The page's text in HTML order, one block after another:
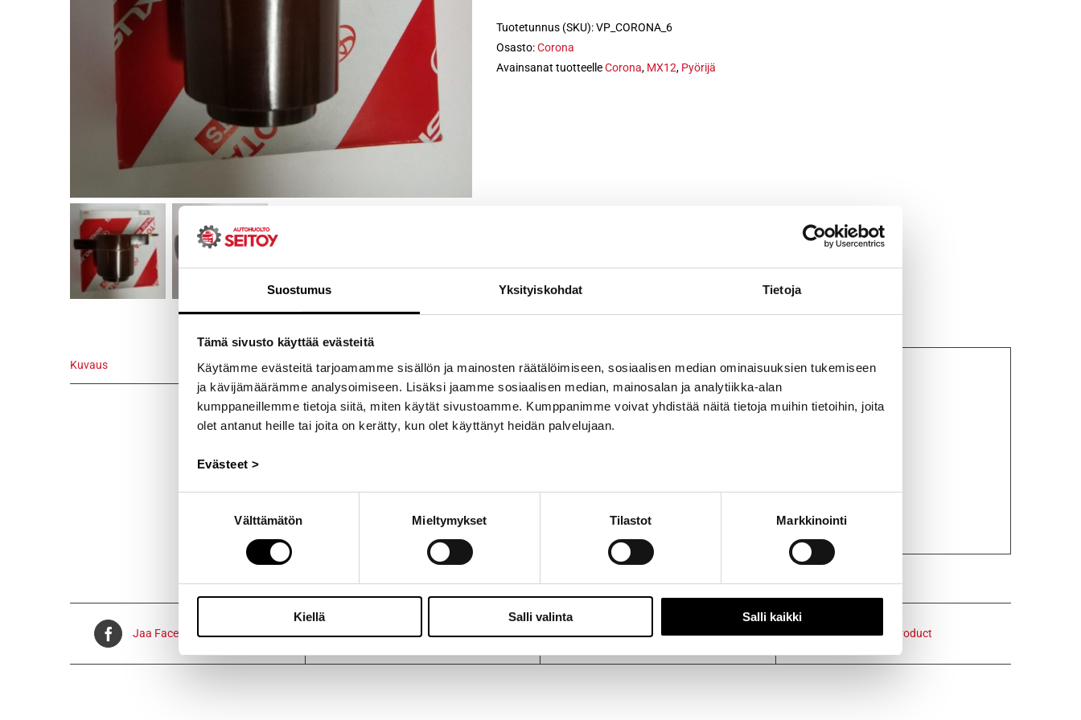
Suostumus Yksityiskohdat Tietoja
Tämä sivusto käyttää evästeitä
Käytämme evästeitä tarjoamamme sisällön ja mainosten räätälöimiseen, sosiaalisen median ominaisuuksien tukemiseen
ja kävijämäärämme analysoimiseen. Lisäksi jaamme sosiaalisen median, mainosalan ja analytiikka-alan
kumppaneillemme tietoja siitä, miten käytät sivustoamme. Kumppanimme voivat yhdistää näitä tietoja muihin tietoihin, joita
olet antanut heille tai joita on kerätty, kun olet käyttänyt heidän palvelujaan.
Evästeet >
Välttämätön Mieltymykset Tilastot Markkinointi
Kiellä Salli valinta Salli kaikki
Tuotetunnus (SKU):VP_CORONA_6
Osasto:Corona
Avainsanat tuotteelleCorona, MX12, Pyörijä
Kuvaus
Kuvaus
Alkuperäinen virranjakajan pyörijä autoon Toyota Corona MKII MX12
Voidaan lähettää 1-14 päivän kuluessa.
Jaa Facebookissa Twiittaa tästä tuotteesta Pin This Product Email This Product